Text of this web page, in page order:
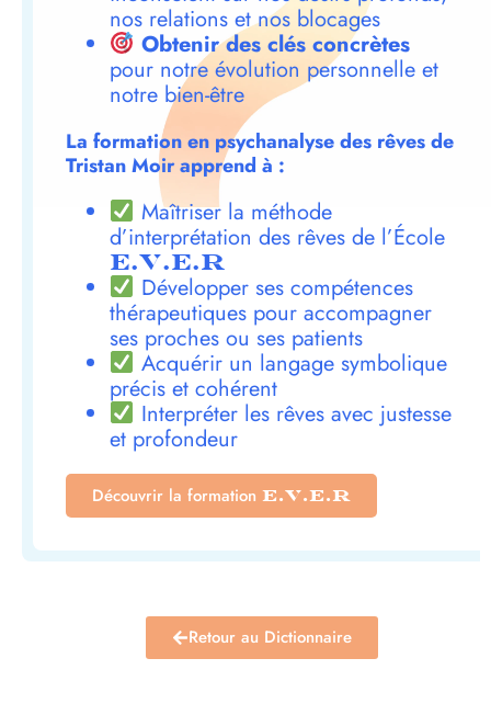
nos relations et nos blocages
Obtenir des clés concrètes
pour notre évolution personnelle et
notre bien-être
La formation en psychanalyse des rêves de
Tristan Moir apprend à :
Maîtriser la méthode
d’interprétation des rêves de l’École
E.V.E.R
Développer ses compétences
thérapeutiques pour accompagner
ses proches ou ses patients
Acquérir un langage symbolique
précis et cohérent
Interpréter les rêves avec justesse
et profondeur
Découvrir la formation E.V.E.R
Retour au Dictionnaire